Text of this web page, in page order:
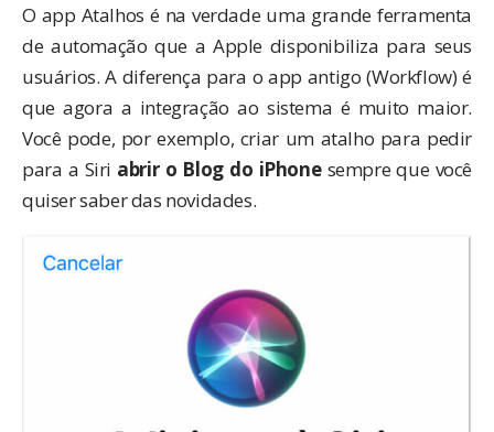
O app Atalhos é na verdade uma grande ferramenta
de automação que a Apple disponibiliza para seus
usuários. A diferença para o app antigo (Workflow) é
que agora a integração ao sistema é muito maior.
Você pode, por exemplo, criar um atalho para pedir
para a Siri abrir o Blog do iPhonesempre que você
quiser saber das novidades.